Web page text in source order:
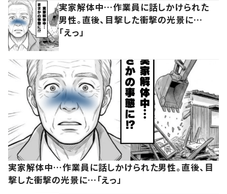
実家解体中…作業員に話しかけられた
男性。直後、目撃した衝撃の光景に…
「えっ」
実家解体中…作業員に話しかけられた男性。直後、目
撃した衝撃の光景に…「えっ」